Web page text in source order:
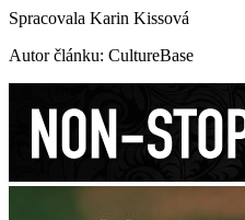
Spracovala Karin Kissová
Autor článku: CultureBase